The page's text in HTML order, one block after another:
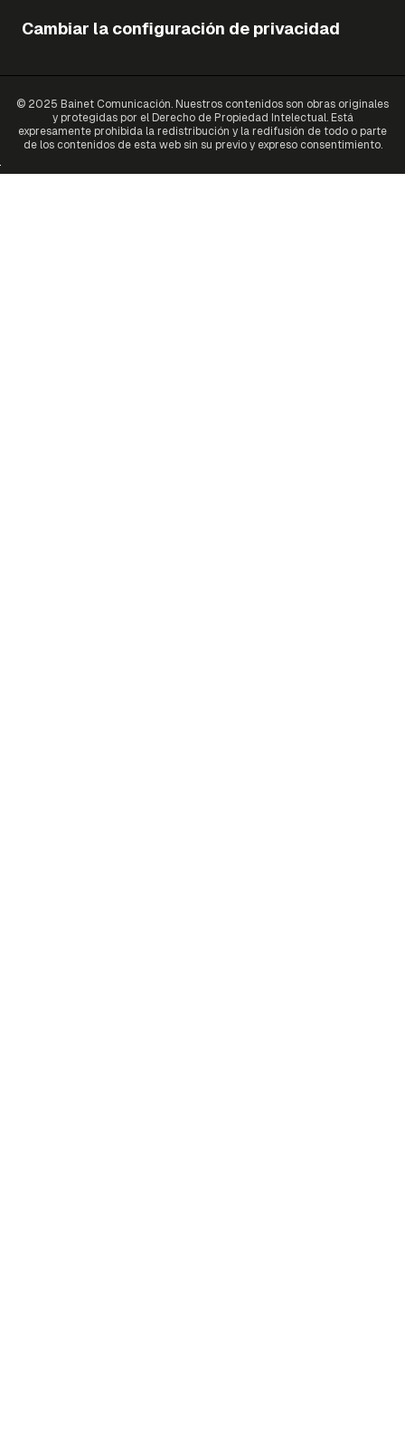
Cambiar la configuración de privacidad
© 2025 Bainet Comunicación. Nuestros contenidos son obras originales
y protegidas por el Derecho de Propiedad Intelectual. Está
expresamente prohibida la redistribución y la redifusión de todo o parte
de los contenidos de esta web sin su previo y expreso consentimiento.